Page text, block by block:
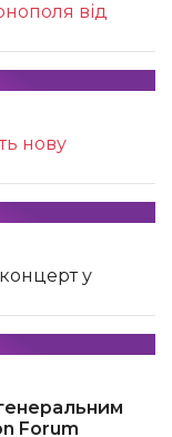
від
нову
у
Forum